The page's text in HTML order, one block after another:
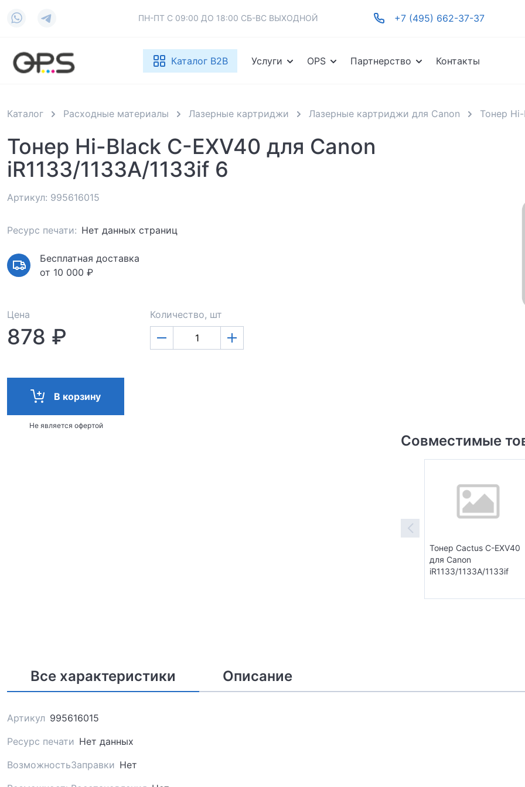
ПН-ПТ С 09:00 ДО 18:00 СБ-ВС ВЫХОДНОЙ +7 (495) 662-37-37
Каталог B2B Услуги OPS Партнерство Контакты
Каталог Расходные материалы Лазерные картриджи Лазерные картриджи для Canon Тонер
Тонер Hi-Black C-EXV40 для Canon
iR1133/1133A/1133if 6
Артикул: 995616015
Ресурс печати: Нет данных страниц
Бесплатная доставка
от 10 000 ₽
Цена
878 ₽
Количество, шт
В корзину
Не является офертой
Совместимые
Тонер Cactus C-EXV40
для Canon
iR1133/1133A/1133if
Все характеристики Описание
Артикул 995616015
Ресурс печати Нет данных
ВозможностьЗаправки Нет